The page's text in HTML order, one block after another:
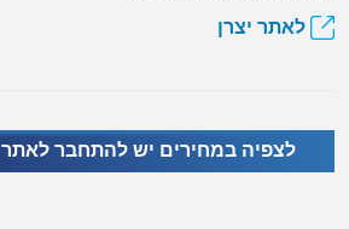
לאתר יצרן
לצפיה במחירים יש להתחבר לאתר